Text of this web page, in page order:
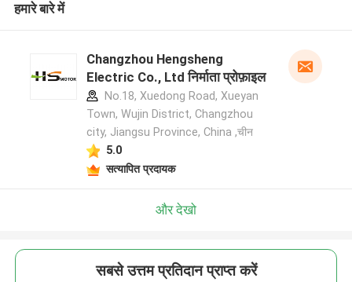
हमारे बारे में
Changzhou Hengsheng
Electric Co., Ltd निर्माता प्रोफ़ाइल
No.18, Xuedong Road, Xueyan
Town, Wujin District, Changzhou
city, Jiangsu Province, China ,चीन
5.0
सत्यापित प्रदायक
और देखो
सबसे उत्तम प्रतिदान प्राप्त करें